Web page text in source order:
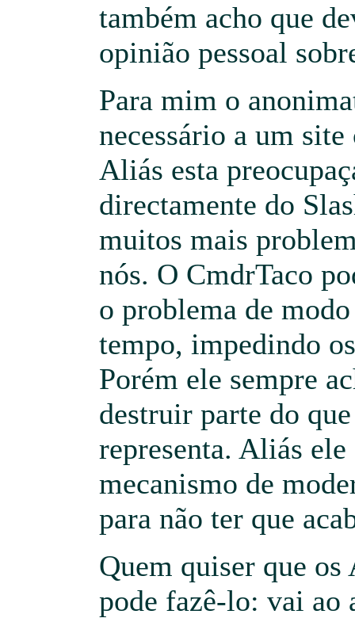
também acho que
opinião pessoal
Para mim o
necessário a um
Aliás esta
directamente do
muitos mais
nós. O CmdrTaco
o problema de
tempo, impedindo
Porém ele sempre
destruir parte do
representa. Aliás
mecanismo de
para não ter que
Quem quiser que os
pode fazê-lo: vai ao